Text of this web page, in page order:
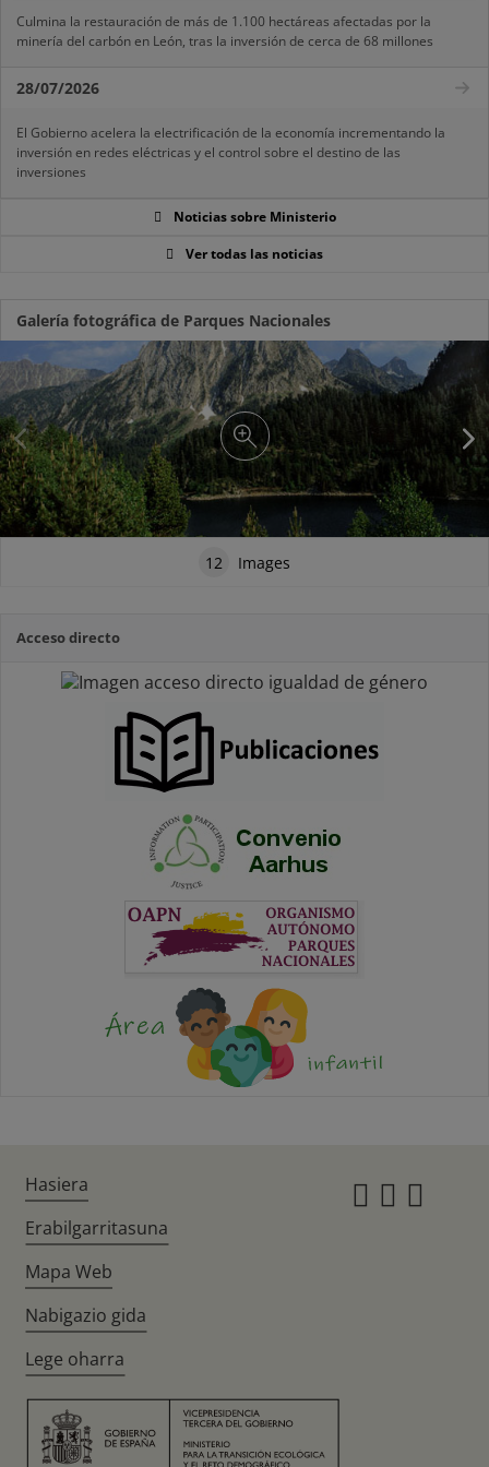
Culmina la restauración de más de 1.100 hectáreas afectadas por la
minería del carbón en León, tras la inversión de cerca de 68 millones
28/07/2026
El Gobierno acelera la electrificación de la economía incrementando la
inversión en redes eléctricas y el control sobre el destino de las
inversiones
Noticias sobre Ministerio
Ver todas las noticias
Galería fotográfica de Parques Nacionales
12 Images
Acceso directo
Hasiera
Erabilgarritasuna
Mapa Web
Nabigazio gida
Lege oharra